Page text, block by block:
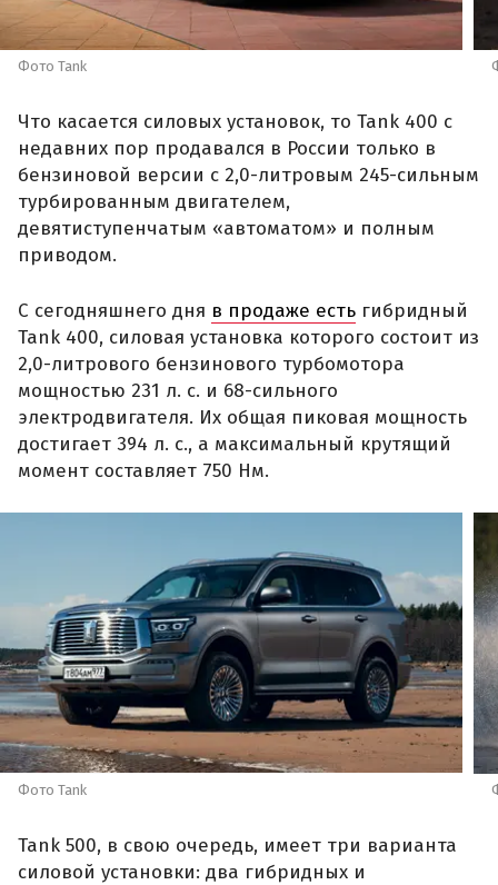
Фото Tank
Что касается силовых установок, то Tank 400 с
недавних пор продавался в России только в
бензиновой версии с 2,0-литровым 245-сильным
турбированным двигателем,
девятиступенчатым «автоматом» и полным
приводом.
С сегодняшнего дня в продаже есть гибридный
Tank 400, силовая установка которого состоит из
2,0-литрового бензинового турбомотора
мощностью 231 л. с. и 68-сильного
электродвигателя. Их общая пиковая мощность
достигает 394 л. с., а максимальный крутящий
момент составляет 750 Нм.
Фото Tank
Tank 500, в свою очередь, имеет три варианта
силовой установки: два гибридных и